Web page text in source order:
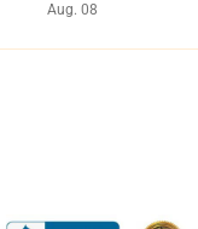
Aug. 08